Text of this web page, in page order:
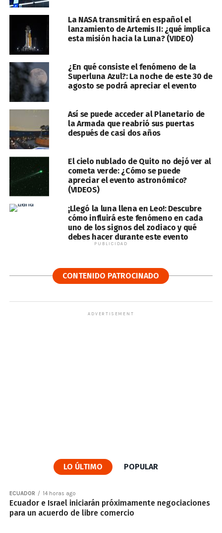
La NASA transmitirá en español el
lanzamiento de Artemis II: ¿qué implica
esta misión hacia la Luna? (VIDEO)
¿En qué consiste el fenómeno de la
Superluna Azul?: La noche de este 30 de
agosto se podrá apreciar el evento
Así se puede acceder al Planetario de
la Armada que reabrió sus puertas
después de casi dos años
El cielo nublado de Quito no dejó ver al
cometa verde: ¿Cómo se puede
apreciar el evento astronómico?
(VIDEOS)
¡Llegó la luna llena en Leo!: Descubre
cómo influirá este fenómeno en cada
uno de los signos del zodiaco y qué
debes hacer durante este evento
PUBLICIDAD
CONTENIDO PATROCINADO
ADVERTISEMENT
LO ÚLTIMO POPULAR
ECUADOR 14 horas ago
Ecuador e Israel iniciarán próximamente negociaciones
para un acuerdo de libre comercio